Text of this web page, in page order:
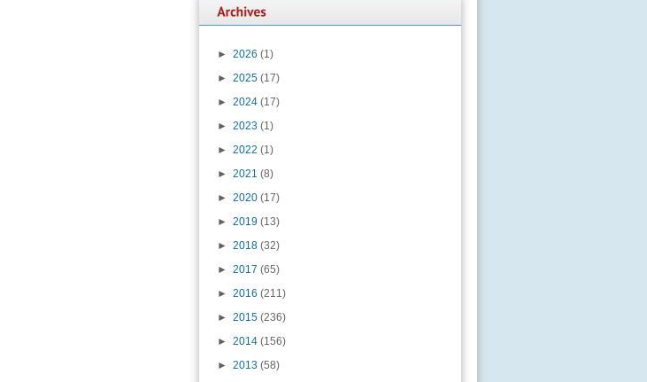
► 2026 (1)
► 2025 (17)
► 2024 (17)
► 2023 (1)
► 2022 (1)
► 2021 (8)
► 2020 (17)
► 2019 (13)
► 2018 (32)
► 2017 (65)
► 2016 (211)
► 2015 (236)
► 2014 (156)
► 2013 (58)